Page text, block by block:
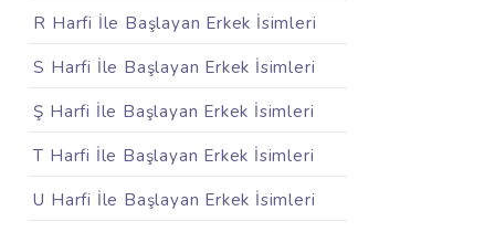
R Harfi İle Başlayan Erkek İsimleri
S Harfi İle Başlayan Erkek İsimleri
Ş Harfi İle Başlayan Erkek İsimleri
T Harfi İle Başlayan Erkek İsimleri
U Harfi İle Başlayan Erkek İsimleri